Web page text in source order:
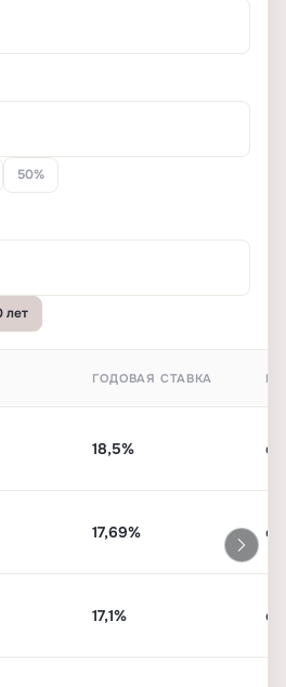
50%
лет
ГОДОВАЯ СТАВКА
18,5%
17,69%
17,1%